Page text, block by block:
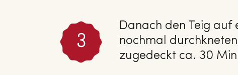
Danach den Teig auf
nochmal
zugedeckt ca. 30